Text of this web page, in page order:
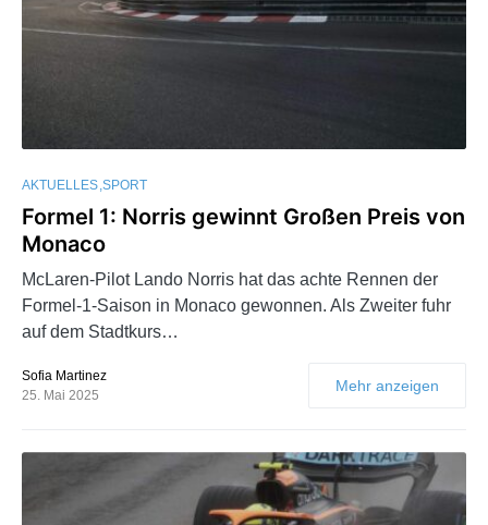
AKTUELLES SPORT
Formel 1: Norris gewinnt Großen Preis von
Monaco
McLaren-Pilot Lando Norris hat das achte Rennen der
Formel-1-Saison in Monaco gewonnen. Als Zweiter fuhr
auf dem Stadtkurs…
Sofia Martinez
25. Mai 2025
Mehr anzeigen